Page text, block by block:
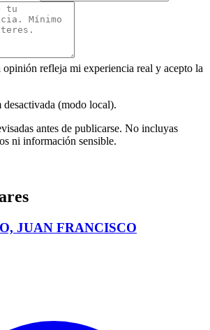
refleja mi experiencia real y acepto la
(modo local).
antes de publicarse. No incluyas
ni información sensible.
JUAN FRANCISCO